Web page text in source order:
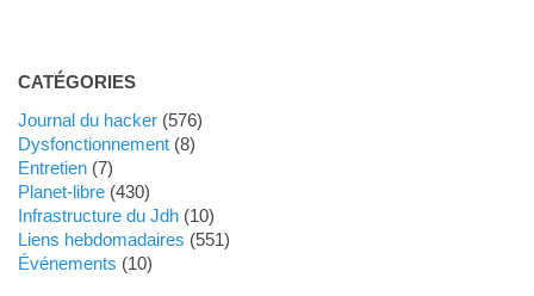
CATÉGORIES
Journal du hacker(576)
dysfonctionnement(8)
Entretien(7)
planet-libre(430)
Infrastructure du Jdh(10)
liens hebdomadaires (551)
événements (10)